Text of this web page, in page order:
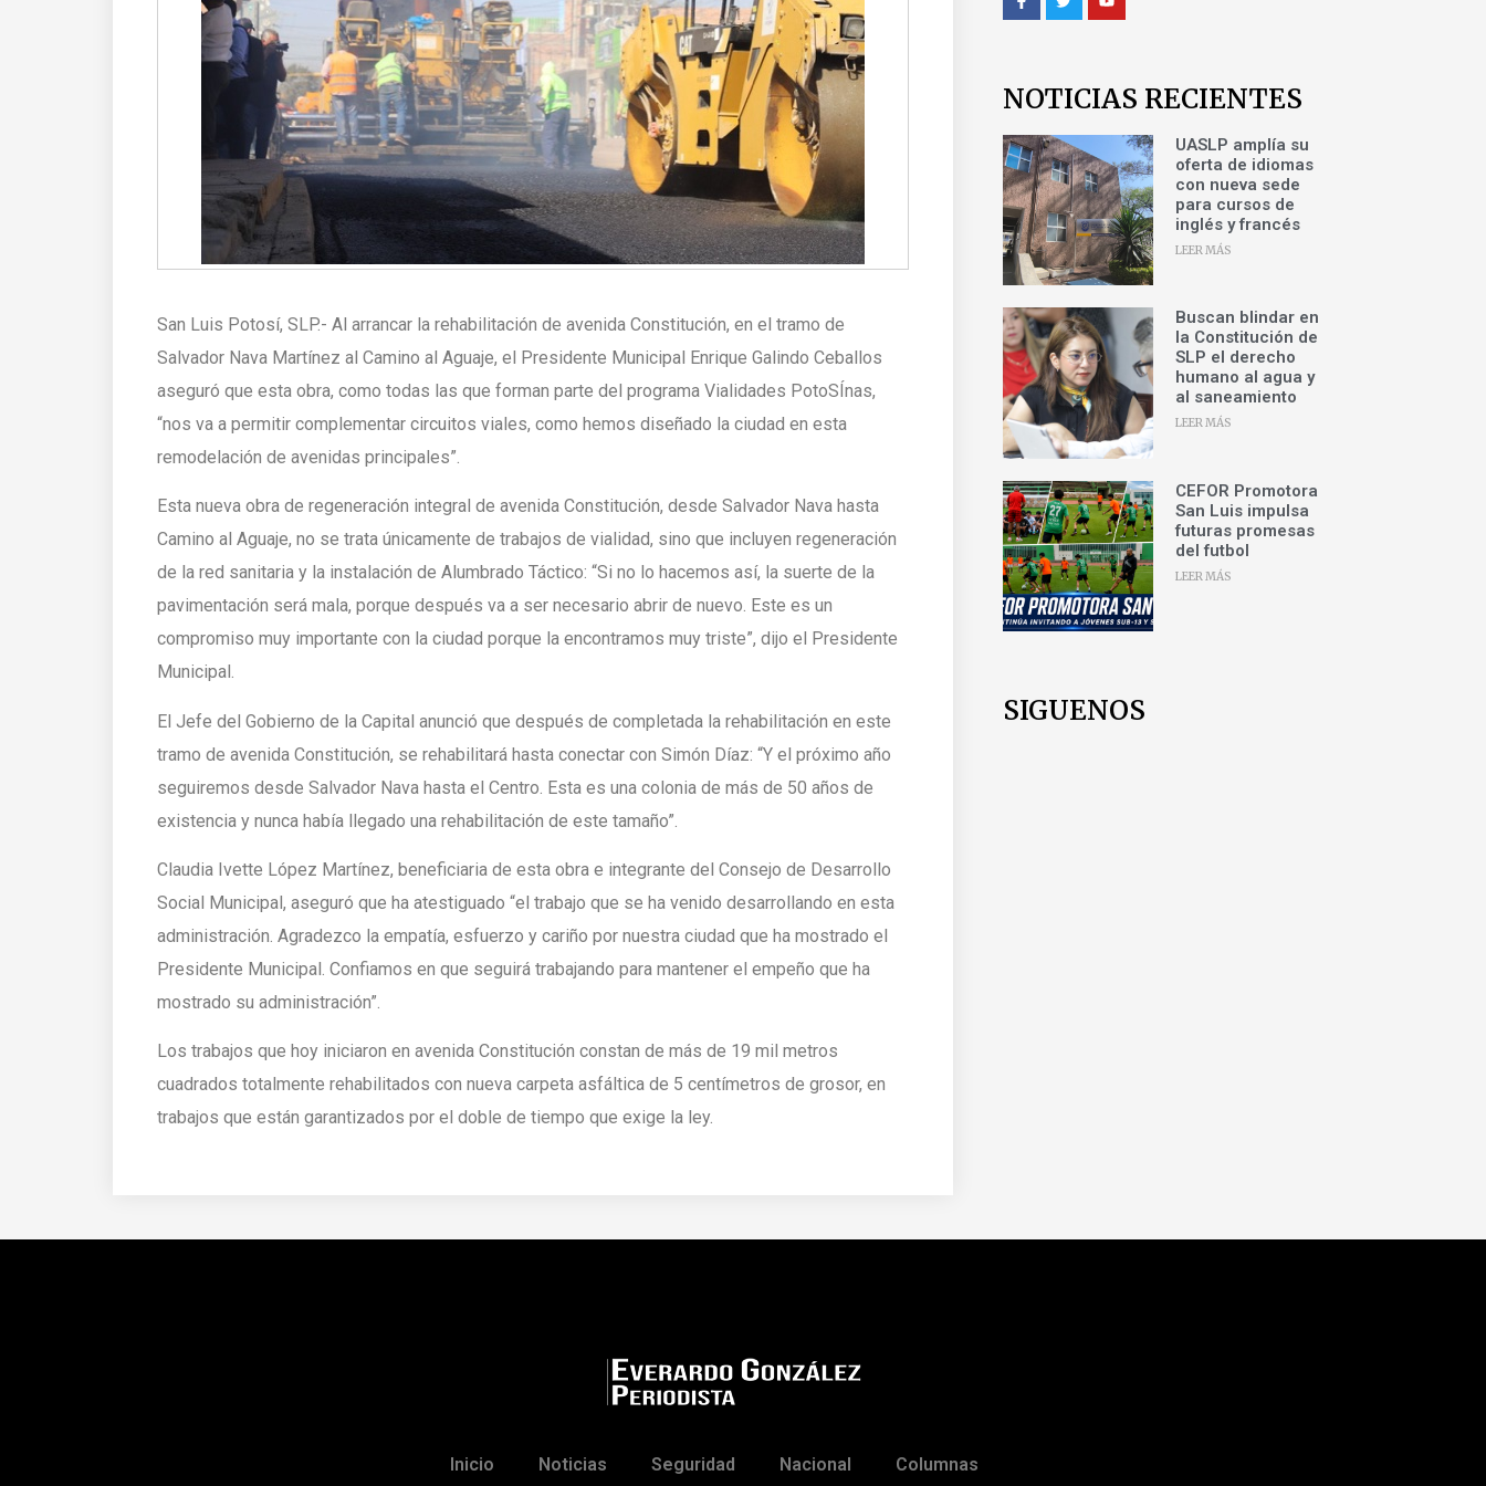
San Luis Potosí, SLP.- Al arrancar la rehabilitación de avenida Constitución, en el tramo de
Salvador Nava Martínez al Camino al Aguaje, el Presidente Municipal Enrique Galindo Ceballos
aseguró que esta obra, como todas las que forman parte del programa Vialidades PotoSÍnas,
“nos va a permitir complementar circuitos viales, como hemos diseñado la ciudad en esta
remodelación de avenidas principales”.
Esta nueva obra de regeneración integral de avenida Constitución, desde Salvador Nava hasta
Camino al Aguaje, no se trata únicamente de trabajos de vialidad, sino que incluyen regeneración
de la red sanitaria y la instalación de Alumbrado Táctico: “Si no lo hacemos así, la suerte de la
pavimentación será mala, porque después va a ser necesario abrir de nuevo. Este es un
compromiso muy importante con la ciudad porque la encontramos muy triste”, dijo el Presidente
Municipal.
El Jefe del Gobierno de la Capital anunció que después de completada la rehabilitación en este
tramo de avenida Constitución, se rehabilitará hasta conectar con Simón Díaz: “Y el próximo año
seguiremos desde Salvador Nava hasta el Centro. Esta es una colonia de más de 50 años de
existencia y nunca había llegado una rehabilitación de este tamaño”.
Claudia Ivette López Martínez, beneficiaria de esta obra e integrante del Consejo de Desarrollo
Social Municipal, aseguró que ha atestiguado “el trabajo que se ha venido desarrollando en esta
administración. Agradezco la empatía, esfuerzo y cariño por nuestra ciudad que ha mostrado el
Presidente Municipal. Confiamos en que seguirá trabajando para mantener el empeño que ha
mostrado su administración”.
Los trabajos que hoy iniciaron en avenida Constitución constan de más de 19 mil metros
cuadrados totalmente rehabilitados con nueva carpeta asfáltica de 5 centímetros de grosor, en
trabajos que están garantizados por el doble de tiempo que exige la ley.
NOTICIAS RECIENTES
UASLP amplía su
oferta de idiomas
con nueva sede
para cursos de
inglés y francés
LEER MÁS
Buscan blindar en
la Constitución de
SLP el derecho
humano al agua y
al saneamiento
LEER MÁS
CEFOR Promotora
San Luis impulsa
futuras promesas
del futbol
LEER MÁS
SIGUENOS
Inicio Noticias Seguridad Nacional Columnas